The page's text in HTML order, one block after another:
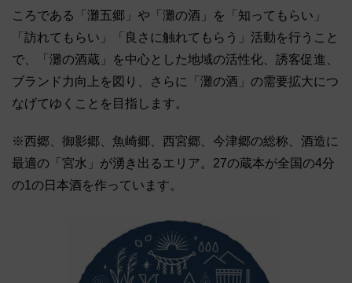
ころである「灘五郷」や「灘の酒」を「知ってもらい」
「訪れてもらい」「良さに触れてもらう」活動を行うこと
で、「灘の酒蔵」を中心とした地域の活性化、誘客促進、
ブランド力向上を図り、さらに「灘の酒」の需要拡大につ
なげてゆくことを目指します。
※西郷、御影郷、魚崎郷、西宮郷、今津郷の総称、酒造に
最適の「宮水」が湧き出るエリア。27の蔵本が全国の4分
の1の日本酒を作っています。